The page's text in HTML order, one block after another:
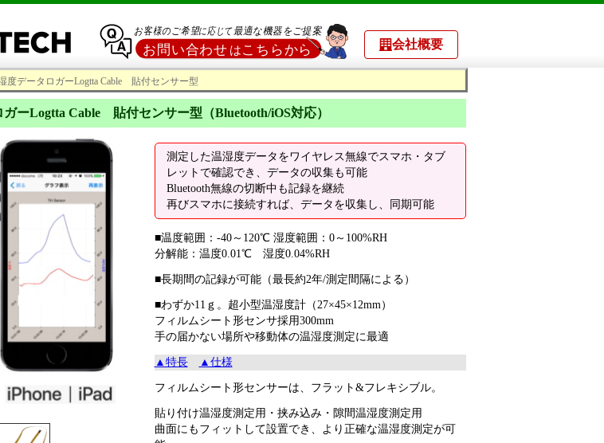
会社概要
度データロガーLogtta Cable 貼付センサー型
ーLogtta Cable 貼付センサー型（Bluetooth/iOS対応）
測定した温湿度データをワイヤレス無線でスマホ・タブ
レットで確認でき、データの収集も可能
Bluetooth無線の切断中も記録を継続
再びスマホに接続すれば、データを収集し、同期可能
■温度範囲：-40～120℃ 湿度範囲：0～100%RH
分解能：温度0.01℃ 湿度0.04%RH
■長期間の記録が可能（最長約2年/測定間隔による）
■わずか11ｇ。超小型温湿度計（27×45×12mm）
フィルムシート形センサ採用300mm
手の届かない場所や移動体の温湿度測定に最適
▲特長 ▲仕様
フィルムシート形センサーは、フラット&フレキシブル。
貼り付け温湿度測定用・挟み込み・隙間温湿度測定用
曲面にもフィットして設置でき、より正確な温湿度測定が可